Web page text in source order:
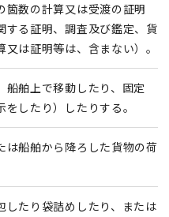
箇数の計算又は受渡の証明
する証明、調査及び鑑定、貨
は証明等は、含まない）。
船舶上で移動したり、固定
をしたり）したりする。
は船舶から降ろした貨物の荷
したり袋詰めしたり、または